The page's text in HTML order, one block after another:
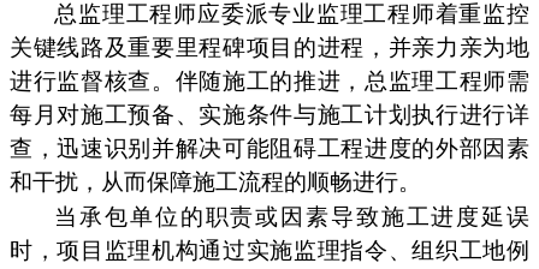
总监理工程师应委派专业监理工程师着重监控
关键线路及重要里程碑项目的进程，并亲力亲为地
进行监督核查。伴随施工的推进，总监理工程师需
每月对施工预备、实施条件与施工计划执行进行详
查，迅速识别并解决可能阻碍工程进度的外部因素
和干扰，从而保障施工流程的顺畅进行。
当承包单位的职责或因素导致施工进度延误
时，项目监理机构通过实施监理指令、组织工地例